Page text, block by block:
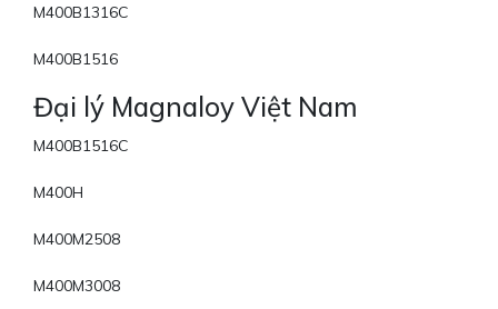
M400B1316C
M400B1516
Đại lý Magnaloy Việt Nam
M400B1516C
M400H
M400M2508
M400M3008